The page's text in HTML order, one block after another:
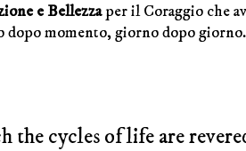
e Bellezzaper il Coraggio che
dopo momento, giorno dopo giorno.
the cycles of life are